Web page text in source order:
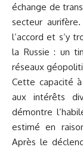
échange de
secteur
l’accord et s’y
la Russie : un
réseaux
Cette capacité
aux intérêts
démontre
estimé en
Après le